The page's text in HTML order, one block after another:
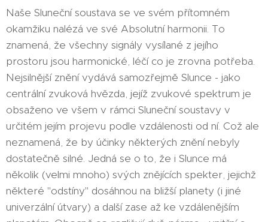
Naše Sluneční soustava se ve svém přítomném
okamžiku nalézá ve své Absolutní harmonii. To
znamená, že všechny signály vysílané z jejího
prostoru jsou harmonické, léčí co je zrovna potřeba.
Nejsilnější znění vydává samozřejmě Slunce - jako
centrální zvuková hvězda, jejíž zvukové spektrum je
obsaženo ve všem v rámci Sluneční soustavy v
určitém jejím projevu podle vzdálenosti od ní. Což ale
neznamená, že by účinky některých znění nebyly
dostatečně silné. Jedná se o to, že i Slunce má
několik (velmi mnoho) svých znějících spekter, jejichž
některé "odstíny" dosáhnou na bližší planety (i jiné
univerzální útvary) a další zase až ke vzdálenějším